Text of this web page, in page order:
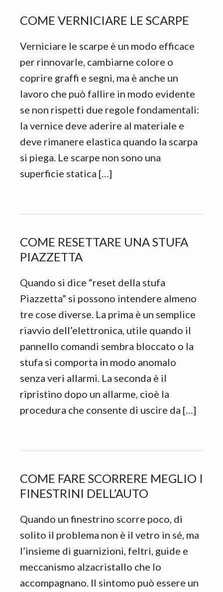
COME VERNICIARE LE SCARPE
Verniciare le scarpe è un modo efficace
per rinnovarle, cambiarne colore o
coprire graffi e segni, ma è anche un
lavoro che può fallire in modo evidente
se non rispetti due regole fondamentali:
la vernice deve aderire al materiale e
deve rimanere elastica quando la scarpa
si piega. Le scarpe non sono una
superficie statica […]
COME RESETTARE UNA STUFA
PIAZZETTA
Quando si dice “reset della stufa
Piazzetta” si possono intendere almeno
tre cose diverse. La prima è un semplice
riavvio dell’elettronica, utile quando il
pannello comandi sembra bloccato o la
stufa si comporta in modo anomalo
senza veri allarmi. La seconda è il
ripristino dopo un allarme, cioè la
procedura che consente di uscire da […]
COME FARE SCORRERE MEGLIO I
FINESTRINI DELL’AUTO
Quando un finestrino scorre poco, di
solito il problema non è il vetro in sé, ma
l’insieme di guarnizioni, feltri, guide e
meccanismo alzacristallo che lo
accompagnano. Il sintomo può essere un